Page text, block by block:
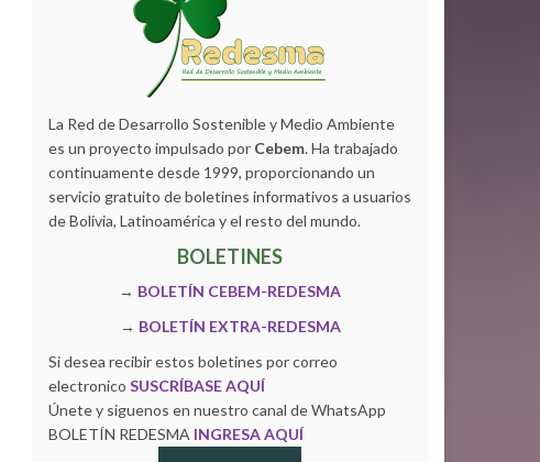
La Red de Desarrollo Sostenible y Medio Ambiente
es un proyecto impulsado por Cebem. Ha trabajado
continuamente desde 1999, proporcionando un
servicio gratuito de boletines informativos a usuarios
de Bolivia, Latinoamérica y el resto del mundo.
BOLETINES
→ BOLETÍN CEBEM-REDESMA
→ BOLETÍN EXTRA-REDESMA
Si desea recibir estos boletines por correo
electronico SUSCRÍBASE AQUÍ
Únete y siguenos en nuestro canal de WhatsApp
BOLETÍN REDESMA INGRESA AQUÍ